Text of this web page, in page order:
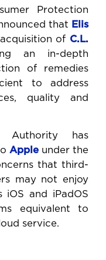
Protection
that
Elis
of C.L.
an in-depth
of remedies
to address
quality and
Authority has
Appleunder the
that third-
may not enjoy
iOS and iPadOS
equivalent to
service.